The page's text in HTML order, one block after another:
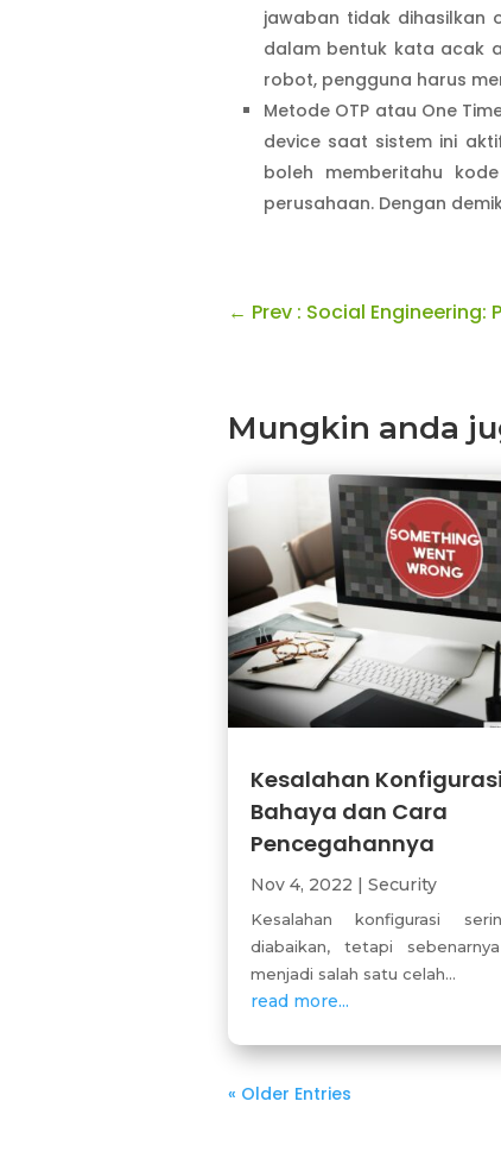
jawaban tidak dihasilkan
dalam bentuk kata acak
robot, pengguna harus
Metode OTP atau One
device saat sistem ini
boleh memberitahu
perusahaan. Dengan
← Prev : Social
Mungkin anda
Kesalahan
Bahaya dan Cara
Pencegahannya
Nov 4, 2022 Security
Kesalahan konfigurasi
diabaikan, tetapi
menjadi salah satu celah...
read more...
« Older Entries